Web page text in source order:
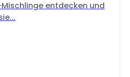
entdecken und